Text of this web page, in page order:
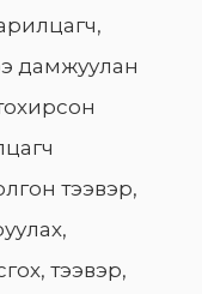
дамжуулан
тээвэр,
тээвэр,